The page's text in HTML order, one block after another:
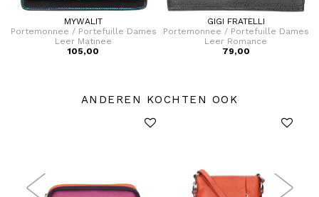
MYWALIT
Portemonnee / Portefuille Dames
Leer Matinee
105,00
GIGI FRATELLI
Portemonnee / Portefuille Dames
Leer Romance
79,00
ANDEREN KOCHTEN OOK